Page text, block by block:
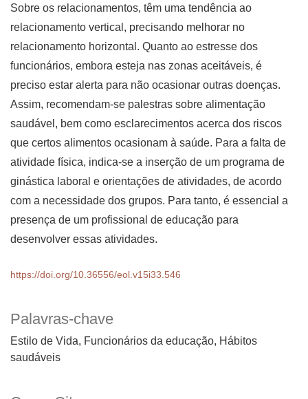
Palavras-chave
Estilo de Vida, Funcionários da educação, Hábitos
saudáveis
Sobre os relacionamentos, têm uma tendência ao
relacionamento vertical, precisando melhorar no
relacionamento horizontal. Quanto ao estresse dos
funcionários, embora esteja nas zonas aceitáveis, é
preciso estar alerta para não ocasionar outras doenças.
Assim, recomendam-se palestras sobre alimentação
saudável, bem como esclarecimentos acerca dos riscos
que certos alimentos ocasionam à saúde. Para a falta de
atividade física, indica-se a inserção de um programa de
ginástica laboral e orientações de atividades, de acordo
com a necessidade dos grupos. Para tanto, é essencial a
presença de um profissional de educação para
desenvolver essas atividades.
https://doi.org/10.36556/eol.v15i33.546